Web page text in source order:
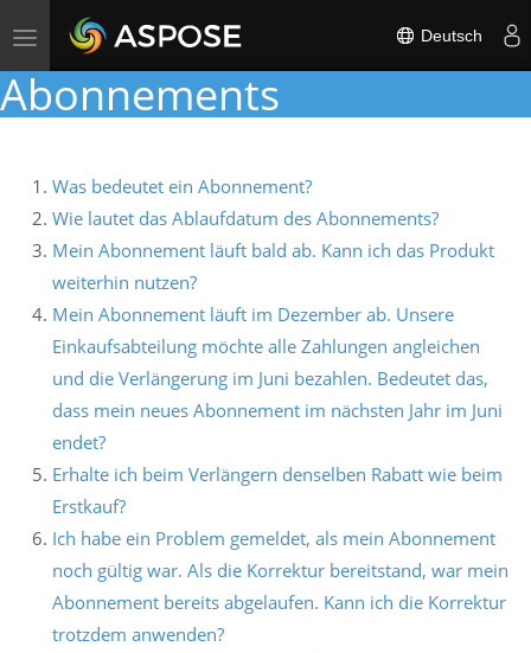
Toggle
navigation
Deutsch
Abonnements
Was bedeutet ein Abonnement?
Wie lautet das Ablaufdatum des Abonnements?
Mein Abonnement läuft bald ab. Kann ich das Produkt
weiterhin nutzen?
Mein Abonnement läuft im Dezember ab. Unsere
Einkaufsabteilung möchte alle Zahlungen angleichen
und die Verlängerung im Juni bezahlen. Bedeutet das,
dass mein neues Abonnement im nächsten Jahr im Juni
endet?
Erhalte ich beim Verlängern denselben Rabatt wie beim
Erstkauf?
Ich habe ein Problem gemeldet, als mein Abonnement
noch gültig war. Als die Korrektur bereitstand, war mein
Abonnement bereits abgelaufen. Kann ich die Korrektur
trotzdem anwenden?